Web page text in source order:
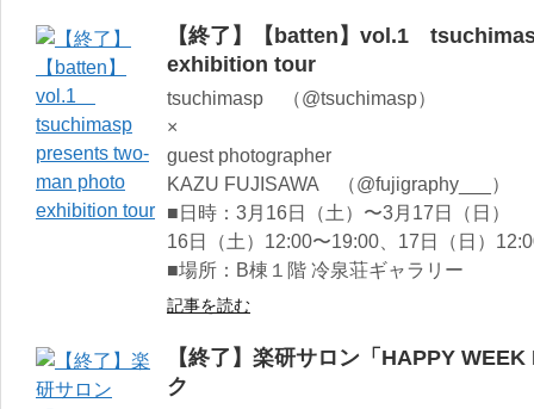
【終了】【batten】vol.1
exhibition tour
tsuchimasp （@tsuchimasp）
×
guest photographer
KAZU FUJISAWA （@fujigraphy___）
■日時：3月16日（土）〜3月17日（日）
16日（土）12:00〜19:00、17日（日）
■場所：B棟１階 冷泉荘ギャラリー
記事を読む
【終了】楽研サロン「HAPPY
ク